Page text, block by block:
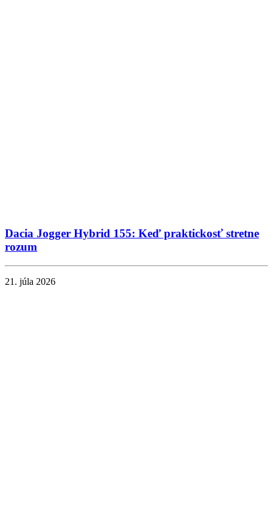
Dacia Jogger Hybrid 155: Keď praktickosť stretne
rozum
21. júla 2026